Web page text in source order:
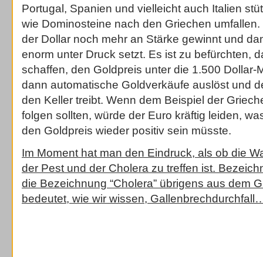
Portugal, Spanien und vielleicht auch Italien
wie Dominosteine nach den Griechen
der Dollar noch mehr an Stärke gewinnt und
enorm unter Druck setzt. Es ist zu befürchten,
schaffen, den Goldpreis unter die 1.500 Dollar-
dann automatische Goldverkäufe auslöst und
den Keller treibt. Wenn dem Beispiel der
folgen sollten, würde der Euro kräftig leiden,
den Goldpreis wieder positiv sein müsste.
Im Moment hat man den Eindruck, als ob die
der Pest und der Cholera zu treffen ist.
die Bezeichnung “Cholera” übrigens aus dem
bedeutet, wie wir wissen,